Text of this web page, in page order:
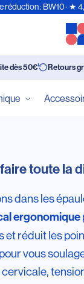
réduction : BW10 · ★
dès 50€ Retours
toute la
dans les
ergonomique
réduit les
pour vous